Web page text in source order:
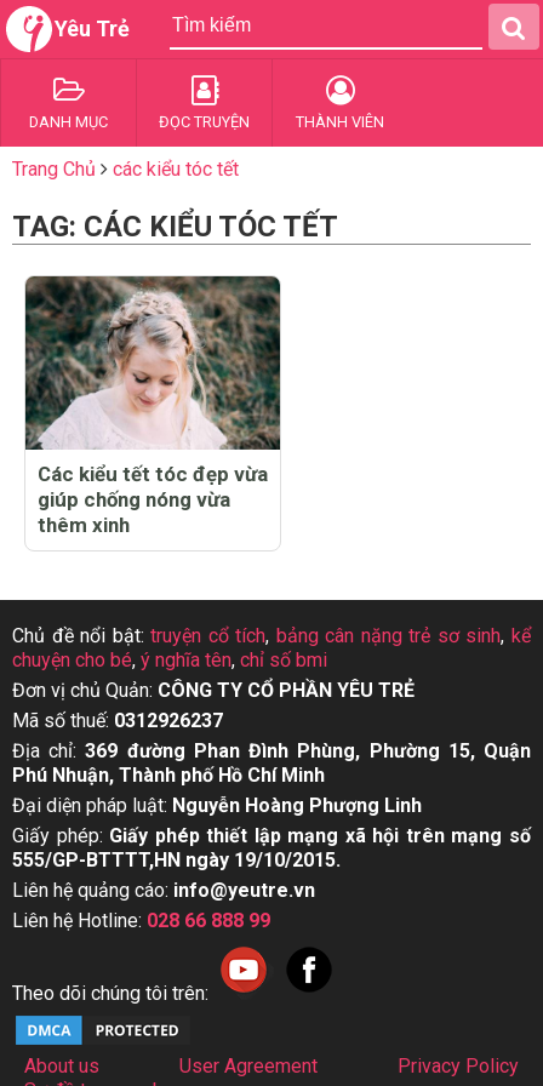
Yêu Trẻ
DANH MỤC ĐỌC TRUYỆN THÀNH VIÊN
Trang Chủ các kiểu tóc tết
TAG: CÁC KIỂU TÓC TẾT
Các kiểu tết tóc đẹp vừa
giúp chống nóng vừa
thêm xinh
Chủ đề nổi bật:truyện cổ tích, bảng cân nặng trẻ sơ sinh,kể
chuyện cho bé, ý nghĩa tên, chỉ số bmi
Đơn vị chủ Quản: CÔNG TY CỔ PHẦN YÊU TRẺ
Mã số thuế: 0312926237
Địa chỉ:369 đường Phan Đình Phùng, Phường 15, Quận
Phú Nhuận, Thành phố Hồ Chí Minh
Đại diện pháp luật: Nguyễn Hoàng Phượng Linh
Giấy phép: Giấy phép thiết lập mạng xã hội trên mạng số
555/GP-BTTTT,HN ngày 19/10/2015.
Liên hệ quảng cáo: info@yeutre.vn
Liên hệ Hotline: 028 66 888 99
Theo dõi chúng tôi trên:
About us User Agreement
Privacy Policy